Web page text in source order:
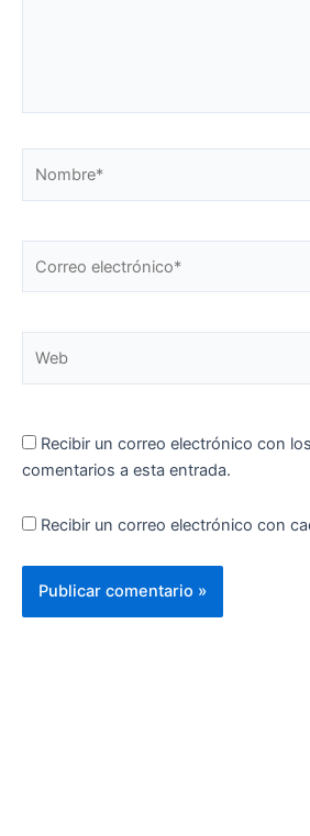
electrónico*
Recibir un correo electrónico con
comentarios a esta entrada.
Recibir un correo electrónico con